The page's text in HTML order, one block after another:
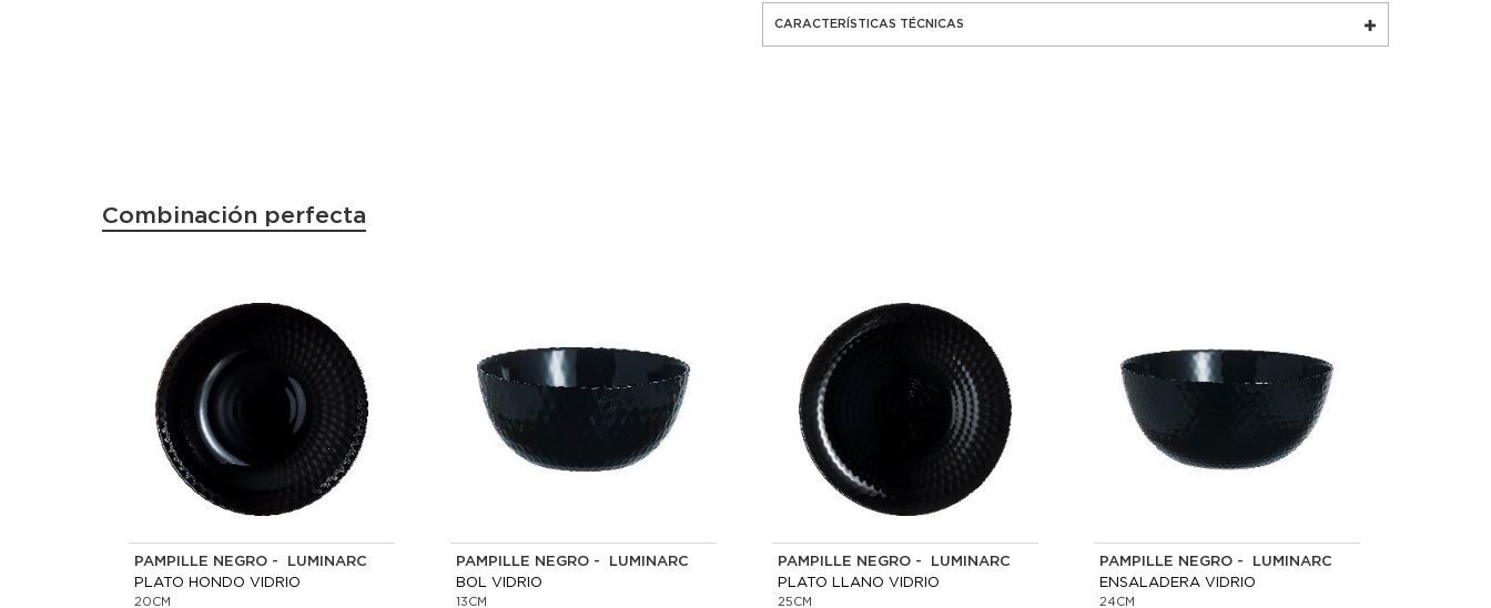
CARACTERÍSTICAS TÉCNICAS
Combinación perfecta
PAMPILLE NEGRO - LUMINARC
PLATO HONDO VIDRIO
20CM
PAMPILLE NEGRO - LUMINARC
BOL VIDRIO
13CM
PAMPILLE NEGRO - LUMINARC
PLATO LLANO VIDRIO
25CM
PAMPILLE NEGRO - LUMINARC
ENSALADERA VIDRIO
24CM